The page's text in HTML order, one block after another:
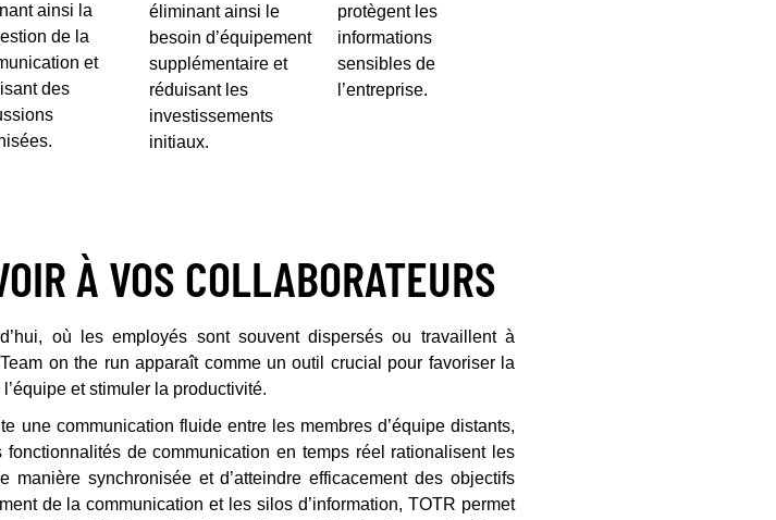
ainsi la
de la
et
des
éliminant ainsi le
besoin d’équipement
supplémentaire et
réduisant les
investissements
initiaux.
protègent les
informations
sensibles de
l’entreprise.
À VOS COLLABORATEURS
où les employés sont souvent dispersés ou travaillent à
on the run apparaît comme un outil crucial pour favoriser la
et stimuler la productivité.
une communication fluide entre les membres d’équipe distants,
de communication en temps réel rationalisent les
synchronisée et d’atteindre efficacement des objectifs
de la communication et les silos d’information, TOTR permet